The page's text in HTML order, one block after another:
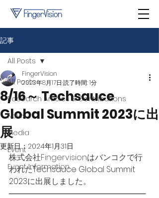
記事
All Posts
Research Articles & Contributions
News
Media
Event
Event Information
All Posts
8/16～ Techsauce
Global Summit 2023に出
展
FingerVision
2023年8月17日 読了時間: 1分
更新日： 2024年1月31日
株式会社Fingervisionはバンコクで行
われたTechsauce Global Summit
2023に出展しました。
─────────────────────────